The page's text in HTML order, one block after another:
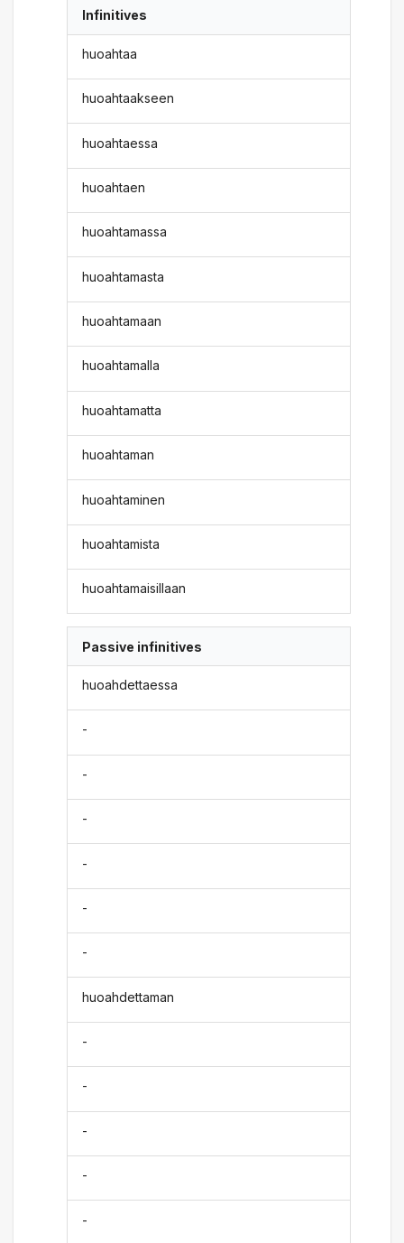
Infinitives
huoahtaa
huoahtaakseen
huoahtaessa
huoahtaen
huoahtamassa
huoahtamasta
huoahtamaan
huoahtamalla
huoahtamatta
huoahtaman
huoahtaminen
huoahtamista
huoahtamaisillaan
Passive infinitives
huoahdettaessa
-
-
-
-
-
-
huoahdettaman
-
-
-
-
-